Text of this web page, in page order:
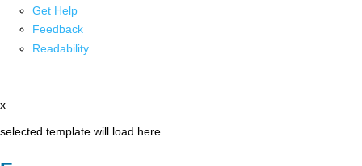
Get Help
Feedback
Readability
x
selected template will load here